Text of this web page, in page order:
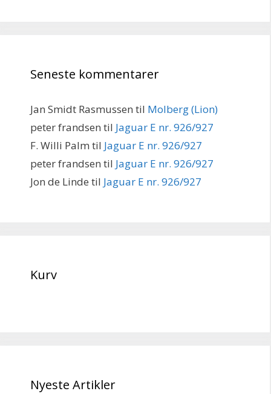
Seneste kommentarer
Jan Smidt Rasmussen til Molberg (Lion)
peter frandsen til Jaguar E nr. 926/927
F. Willi Palm til Jaguar E nr. 926/927
peter frandsen til Jaguar E nr. 926/927
Jon de Linde til Jaguar E nr. 926/927
Kurv
Nyeste Artikler